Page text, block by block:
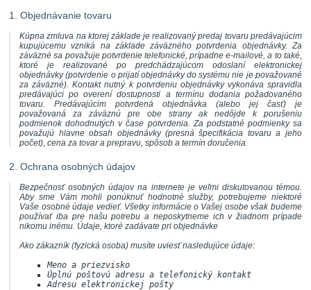
1. Objednávanie tovaru
Kúpna zmluva na ktorej základe je realizovaný predaj tovaru predávajúcim
kupujúcemu vzniká na základe záväzného potvrdenia objednávky. Za
záväzné sa považuje potvrdenie telefonické, prípadne e-mailové, a to také,
ktoré je realizované po predchádzajúcom odoslaní elektronickej
objednávky (potvrdenie o prijatí objednávky do systému nie je považované
za záväzné). Kontakt nutný k potvrdeniu objednávky vykonáva spravidla
predávajúci po overení dostupnosti a termínu dodania požadovaného
tovaru. Predávajúcim potvrdená objednávka (alebo jej časť) je
považovaná za záväznú pre obe strany ak nedôjde k porušeniu
podmienok dohodnutých v čase potvrdenia. Za podstatné podmienky sa
považujú hlavne obsah objednávky (presná špecifikácia tovaru a jeho
počet), cena za tovar a prepravu, spôsob a termín doručenia.
2. Ochrana osobných údajov
Bezpečnosť osobných údajov na internete je veľmi diskutovanou témou.
Aby sme Vám mohli ponúknuť hodnotné služby, potrebujeme niektoré
Vaše osobné údaje vedieť. Všetky informácie o Vašej osobe však budeme
používať iba pre našu potrebu a neposkytneme ich v žiadnom prípade
nikomu inému. Údaje, ktoré zadávate pri objednávke
Ako zákazník (fyzická osoba) musíte uviesť nasledujúce údaje:
Meno a priezvisko
Úplnú poštovú adresu a telefonický kontakt
Adresu elektronickej pošty